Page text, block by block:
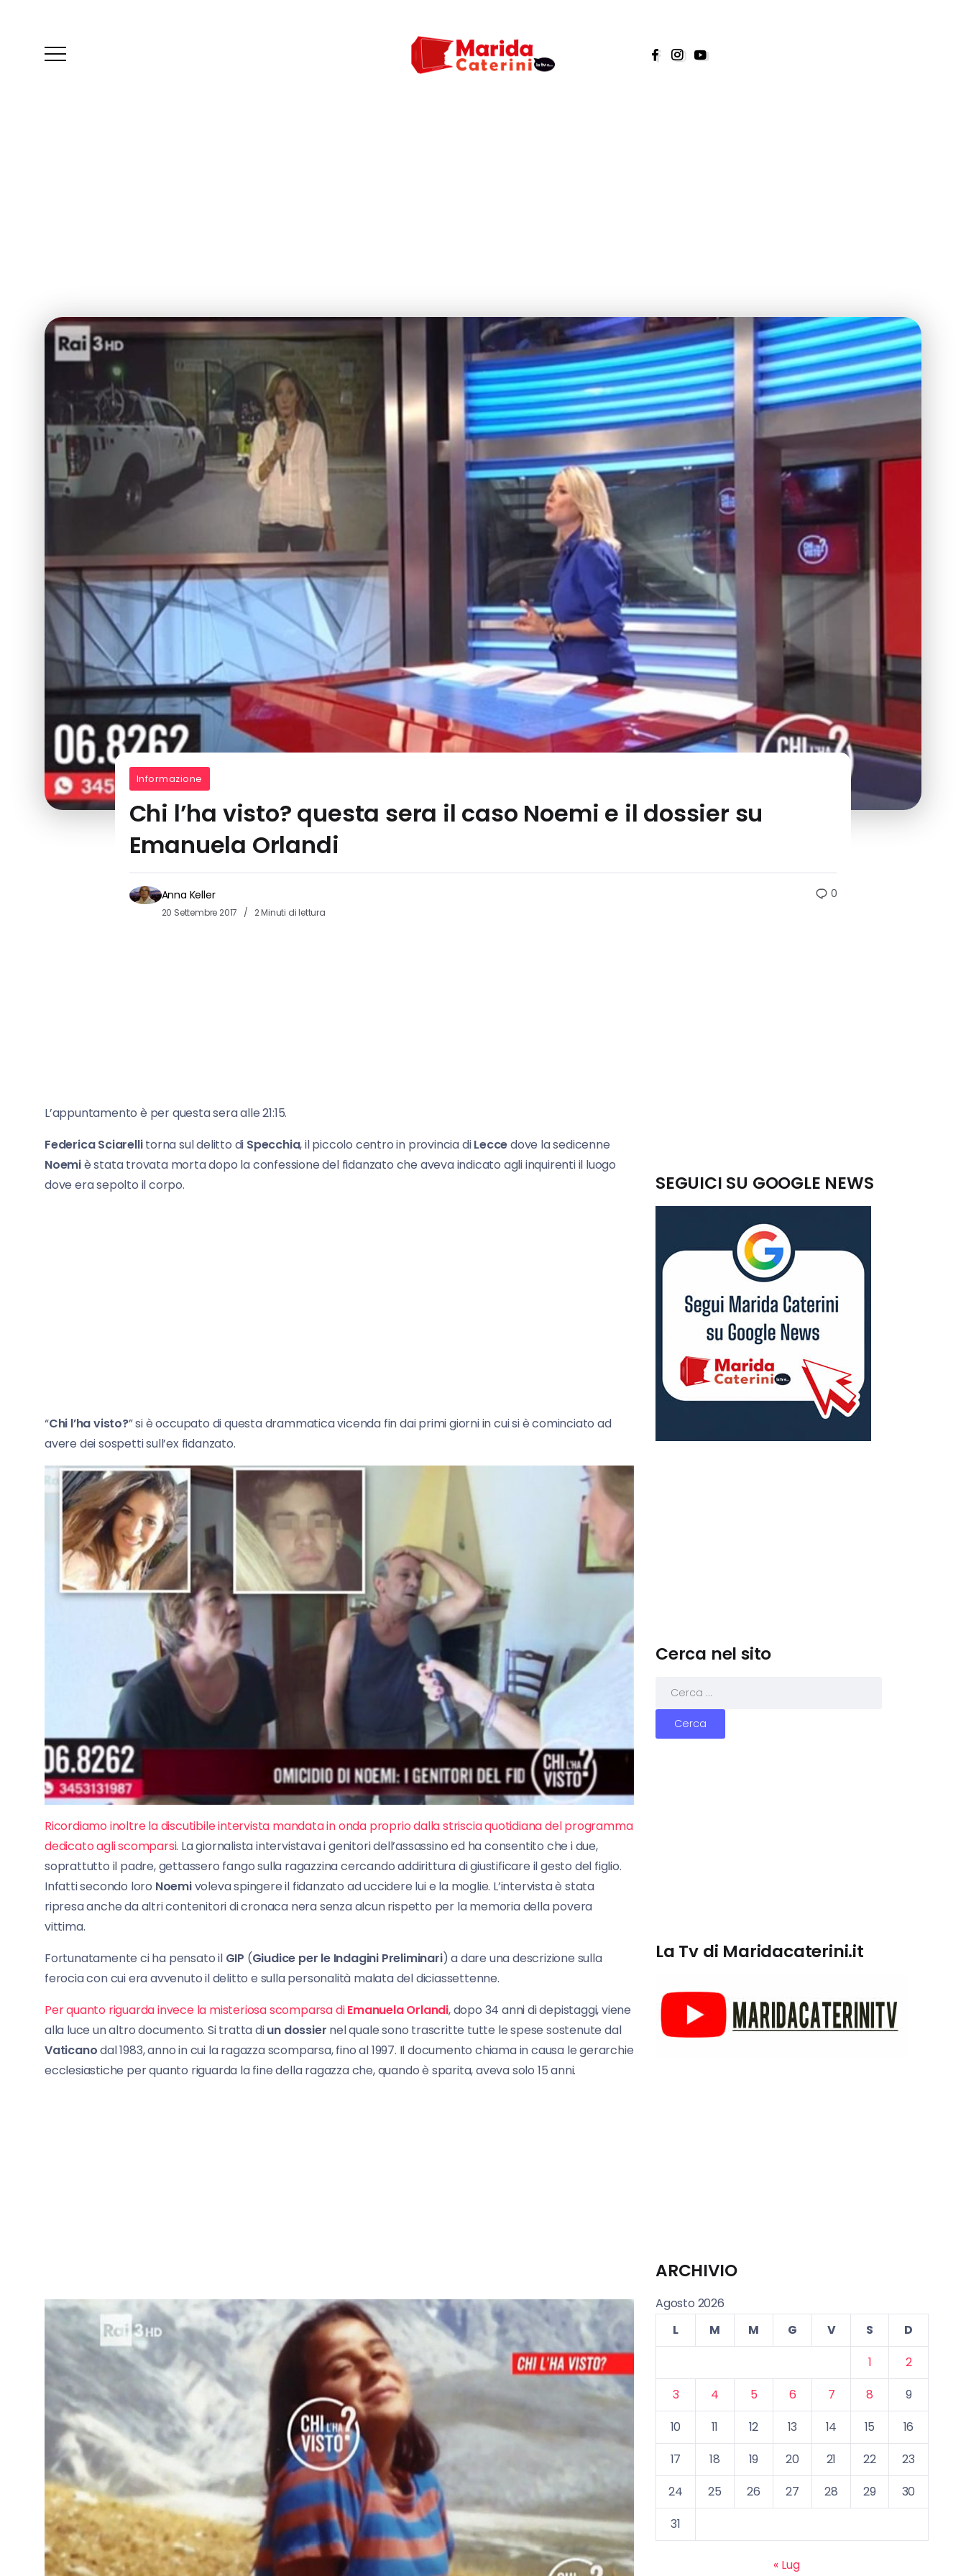
Informazione
Chi l’ha visto? questa sera il caso Noemi e il dossier su
Emanuela Orlandi
Anna Keller
20 Settembre 2017 2 Minuti di lettura
0
L’appuntamento è per questa sera alle 21:15.
Federica Sciarellitorna sul delitto di Specchia, il piccolo centro in provincia diLeccedove la sedicenne
Noemiè stata trovata morta dopo la confessione del fidanzato che aveva indicato agli inquirenti il luogo
dove era sepolto il corpo.
“Chi l’ha visto?” si è occupato di questa drammatica vicenda fin dai primi giorni in cui si è cominciato ad
avere dei sospetti sull’ex fidanzato.
Ricordiamo inoltre la discutibile intervista mandata in onda proprio dalla striscia quotidiana del programma
dedicato agli scomparsi. La giornalista intervistava i genitori dell’assassino ed ha consentito che i due,
soprattutto il padre, gettassero fango sulla ragazzina cercando addirittura di giustificare il gesto del figlio.
Infatti secondo loro Noemivoleva spingere il fidanzato ad uccidere lui e la moglie. L’intervista è stata
ripresa anche da altri contenitori di cronaca nera senza alcun rispetto per la memoria della povera
vittima.
Fortunatamente ci ha pensato il GIP (Giudice per le Indagini Preliminari) a dare una descrizione sulla
ferocia con cui era avvenuto il delitto e sulla personalità malata del diciassettenne.
Per quanto riguarda invece la misteriosa scomparsa diEmanuela Orlandi, dopo 34 anni di depistaggi, viene
alla luce un altro documento. Si tratta diun dossier nel quale sono trascritte tutte le spese sostenute dal
Vaticanodal 1983, anno in cui la ragazza scomparsa, fino al 1997. Il documento chiama in causa le gerarchie
ecclesiastiche per quanto riguarda la fine della ragazza che, quando è sparita, aveva solo 15 anni.
SEGUICI SU GOOGLE NEWS
Cerca nel sito
La Tv di Maridacaterini.it
ARCHIVIO
Agosto 2026
L
M M G V S
D
1
2
3
4 5 6 7 8
9
10
11 12 13 14 15
16
17
18 19 20 21 22
23
24
25 26 27 28 29
30
31
« Lug